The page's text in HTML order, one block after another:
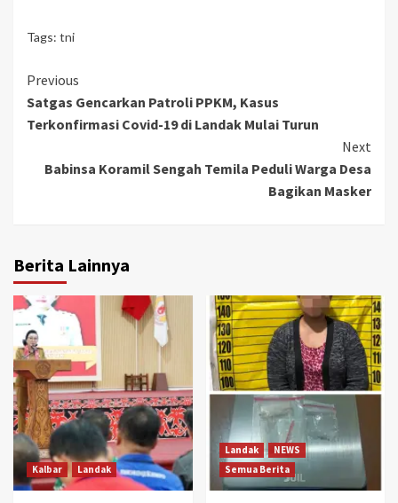
Tags: tni
Continue
Reading
Previous
Satgas Gencarkan Patroli PPKM, Kasus
Terkonfirmasi Covid-19 di Landak Mulai Turun
Next
Babinsa Koramil Sengah Temila Peduli Warga Desa
Bagikan Masker
Berita Lainnya
Kalbar Landak
Landak
NEWS
Semua Berita